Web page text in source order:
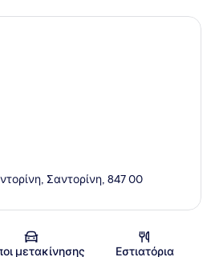
Χάρτης
Σαντορίνη, 847 00
μετακίνησης Εστιατόρια